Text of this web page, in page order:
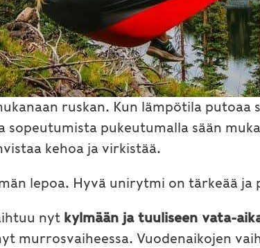
ruskan. Kun lämpötila putoaa
sopeutumista pukeutumalla sään
kehoa ja virkistää.
lepoa. Hyvä unirytmi on tärkeää
nyt kylmään ja tuuliseen vata-
murrosvaiheessa. Vuodenaikojen